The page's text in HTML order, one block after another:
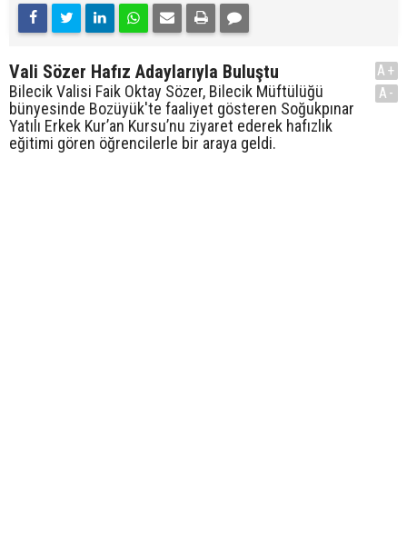
Vali Sözer Hafız Adaylarıyla Buluştu
Bilecik Valisi Faik Oktay Sözer, Bilecik Müftülüğü
bünyesinde Bozüyük'te faaliyet gösteren Soğukpınar
Yatılı Erkek Kur’an Kursu’nu ziyaret ederek hafızlık
eğitimi gören öğrencilerle bir araya geldi.
A+
A-